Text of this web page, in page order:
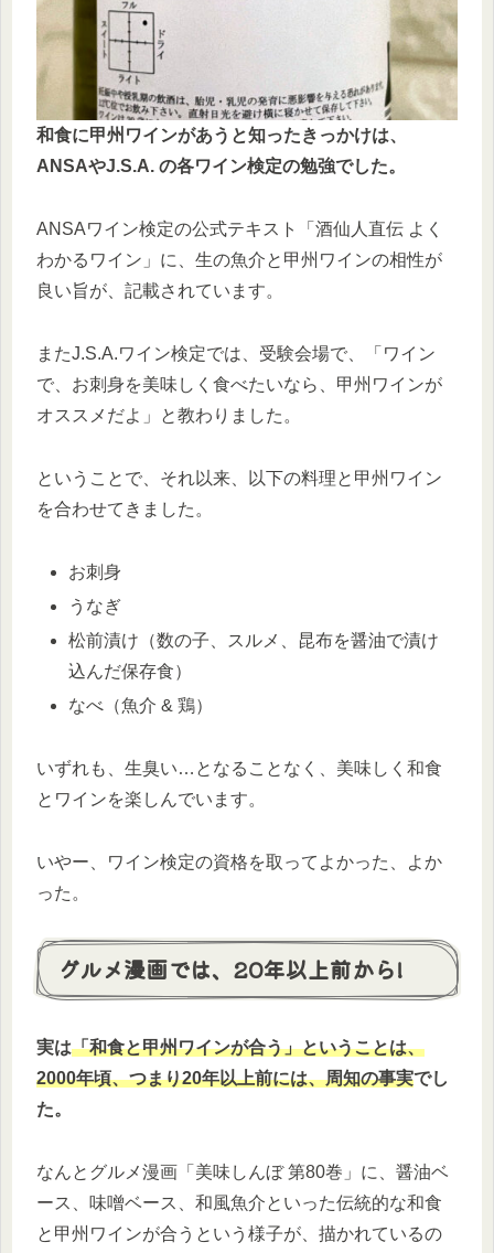
和食に甲州ワインがあうと知ったきっかけは、
ANSAやJ.S.A. の各ワイン検定の勉強でした。
ANSAワイン検定の公式テキスト「酒仙人直伝 よく
わかるワイン」に、生の魚介と甲州ワインの相性が
良い旨が、記載されています。
またJ.S.A.ワイン検定では、受験会場で、「ワイン
で、お刺身を美味しく食べたいなら、甲州ワインが
オススメだよ」と教わりました。
ということで、それ以来、以下の料理と甲州ワイン
を合わせてきました。
お刺身
うなぎ
松前漬け（数の子、スルメ、昆布を醤油で漬け
込んだ保存食）
なべ（魚介 & 鶏）
いずれも、生臭い…となることなく、美味しく和食
とワインを楽しんでいます。
いやー、ワイン検定の資格を取ってよかった、よか
った。
グルメ漫画では、20年以上前から!
実は「和食と甲州ワインが合う」ということは、
2000年頃、つまり20年以上前には、周知の事実でし
た。
なんとグルメ漫画「美味しんぼ 第80巻」に、醤油ベ
ース、味噌ベース、和風魚介といった伝統的な和食
と甲州ワインが合うという様子が、描かれているの